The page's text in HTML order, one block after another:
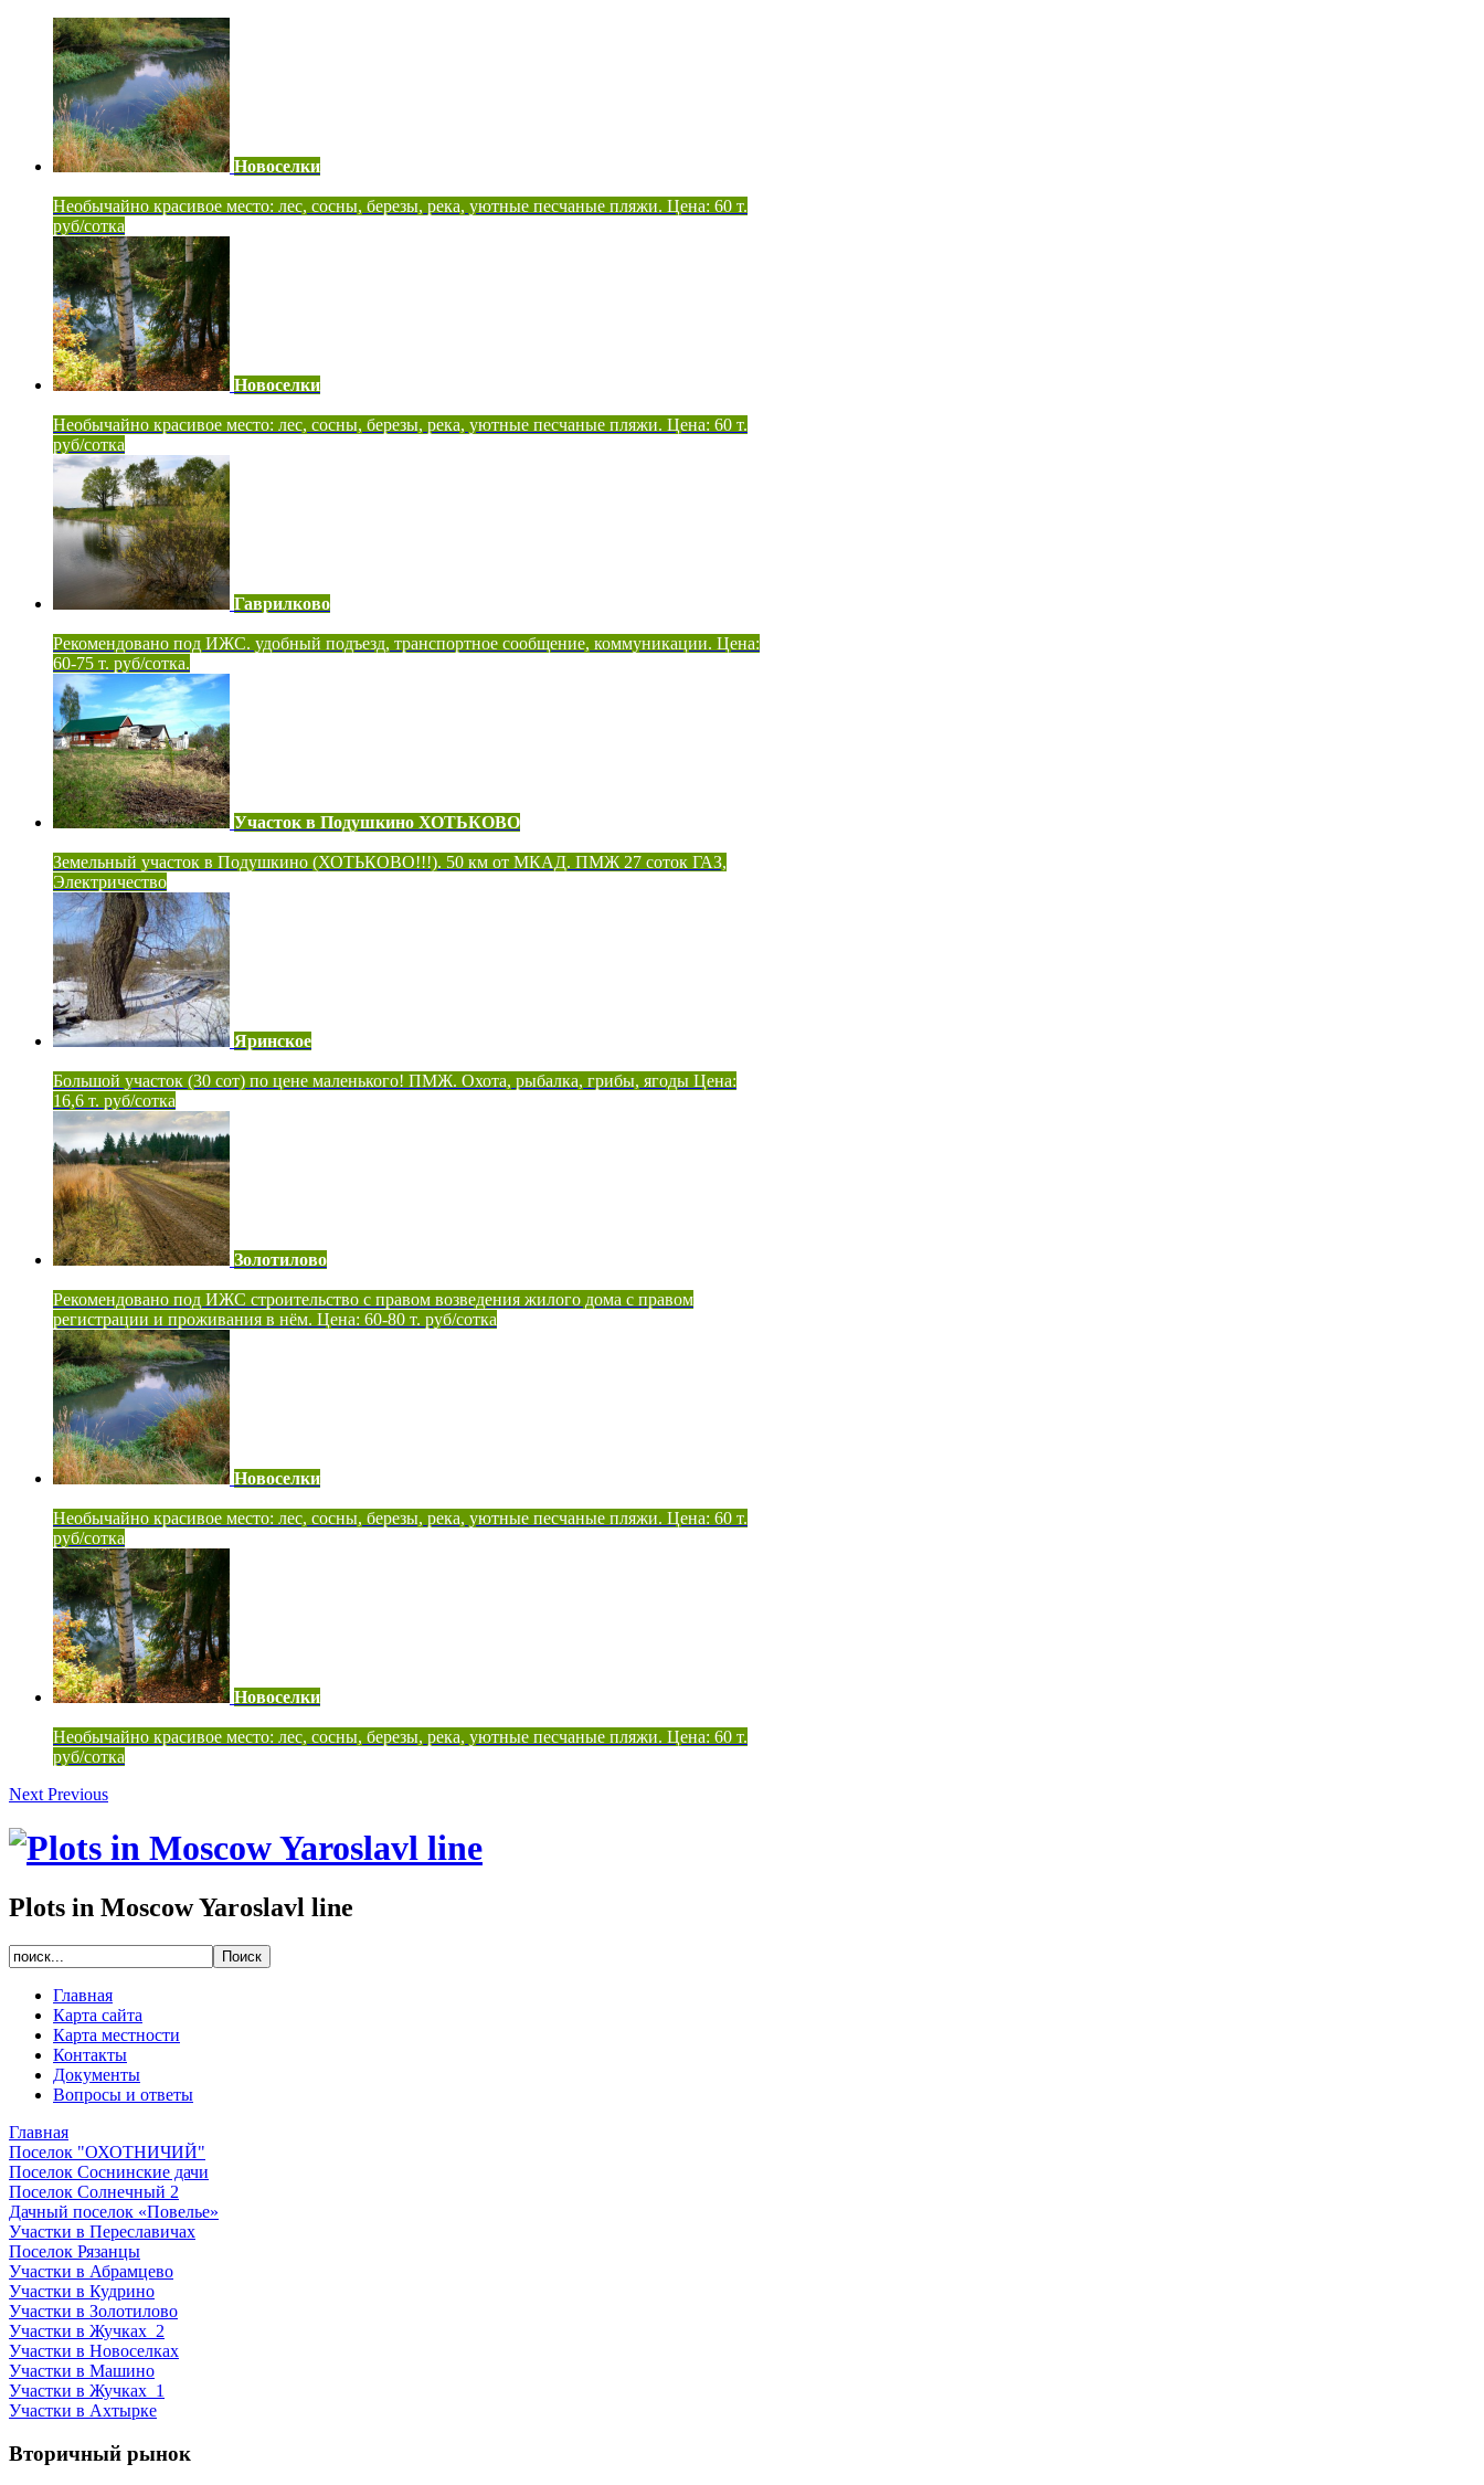
Новоселки
Необычайно красивое место: лес, сосны, березы, река, уютные песчаные пляжи. Цена: 60 т.
руб/сотка
Новоселки
Необычайно красивое место: лес, сосны, березы, река, уютные песчаные пляжи. Цена: 60 т.
руб/сотка
Гаврилково
Рекомендовано под ИЖС. удобный подъезд, транспортное сообщение, коммуникации. Цена:
60-75 т. руб/сотка.
Участок в Подушкино ХОТЬКОВО
Земельный участок в Подушкино (ХОТЬКОВО!!!). 50 км от МКАД. ПМЖ 27 соток ГАЗ,
Электричество
Яринское
Большой участок (30 сот) по цене маленького! ПМЖ. Охота, рыбалка, грибы, ягоды Цена:
16,6 т. руб/сотка
Золотилово
Рекомендовано под ИЖС строительство с правом возведения жилого дома с правом
регистрации и проживания в нём. Цена: 60-80 т. руб/сотка
Новоселки
Необычайно красивое место: лес, сосны, березы, река, уютные песчаные пляжи. Цена: 60 т.
руб/сотка
Новоселки
Необычайно красивое место: лес, сосны, березы, река, уютные песчаные пляжи. Цена: 60 т.
руб/сотка
Next Previous
Plots in Moscow Yaroslavl line
Главная
Карта сайта
Карта местности
Контакты
Документы
Вопросы и ответы
Главная
Поселок "ОХОТНИЧИЙ"
Поселок Соснинские дачи
Поселок Солнечный 2
Дачный поселок «Повелье»
Участки в Переславичах
Поселок Рязанцы
Участки в Абрамцево
Участки в Кудрино
Участки в Золотилово
Участки в Жучках_2
Участки в Новоселках
Участки в Машино
Участки в Жучках_1
Участки в Ахтырке
Вторичный рынок